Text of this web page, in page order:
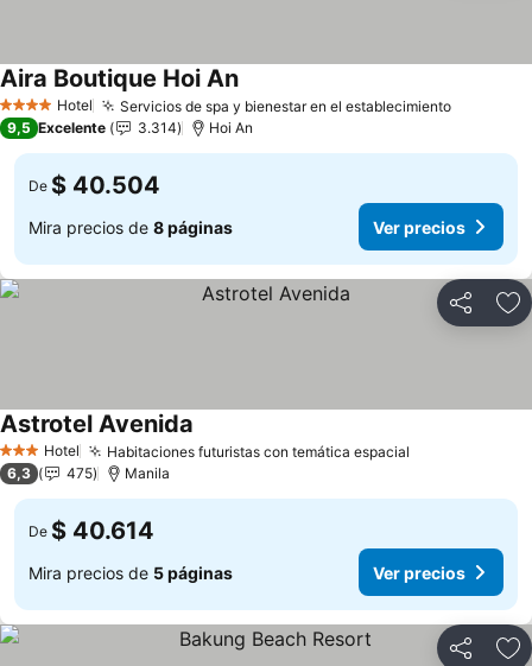
4 EstrellasHotel Servicios de spa y bienestar en el establecimiento
Aira Boutique Hoi An
9,5 Excelente 3.314 Hoi An
De $ 40.504
Mira precios de 8 páginas Ver precios
Compartir
3 Estrellas
Hotel Habitaciones futuristas con temática espacial
Astrotel Avenida
6,3 475 Manila
De $ 40.614
Mira precios de 5 páginas Ver precios
Compartir